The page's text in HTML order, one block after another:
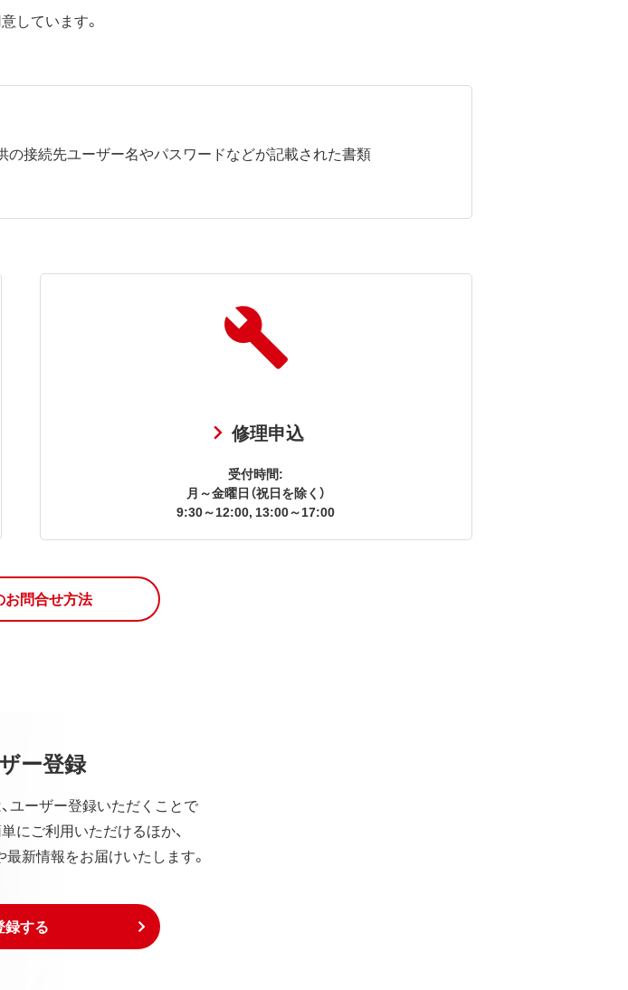
しています。
接続先ユーザー名やパスワードなどが記載された書類
修理申込
受付時間:
月～金曜日（祝日を除く）
9:30～12:00, 13:00～17:00
お問合せ方法
ー登録
ユーザー登録いただくことで
にご利用いただけるほか、
新情報をお届けいたします。
録する